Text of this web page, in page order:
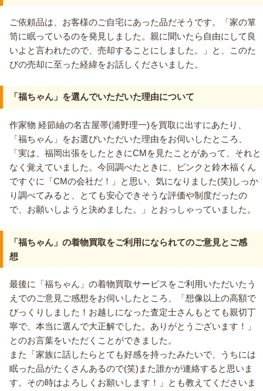
ご依頼品は、お客様のご自宅にあった品だそうです。「家の箪
笥に眠っているのを発見しました。親に聞いたら自由にして良
いよと言われたので、売却することにしました。」と、このた
びの売却に至った経緯をお話しくださいました。
「福ちゃん」を選んでいただいた理由について
作家物 経節紬の名古屋帯(浦野理一)を買取に出すにあたり、
「福ちゃん」をお選びいただいた理由をお伺いしたところ、
「実は、福岡出張をしたときにCMを見たことがあって、それと
なく覚えていました。今回調べたときに、ピンクと鈴木福くん
ですぐに「CMの会社だ！」と思い、気になりました(笑)しっか
り調べてみると、とても安心できそうな評価や制度だったの
で、お願いしようと決めました。」とおっしゃっていました。
「福ちゃん」の着物買取をご利用になられてのご意見とご感
想
最後に「福ちゃん」の着物買取サービスをご利用いただいたう
えでのご意見ご感想をお伺いしたところ、「想像以上の高額で
びっくりしました！お越しになった査定士さんもとても親切丁
寧で、本当に選んで大正解でした。ありがとうございます！」
とのお言葉をいただくことができました。
また「家族に話したらとても好感を持ったみたいで、うちには
眠った品がたくさんあるので(笑)また誰かが連絡すると思いま
す。その時はよろしくお願いします！」とも教えてくださいま